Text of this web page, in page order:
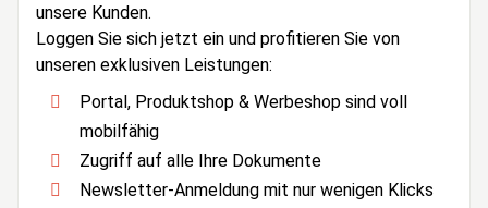
unsere Kunden.
Loggen Sie sich jetzt ein und profitieren Sie von
unseren exklusiven Leistungen:
Portal, Produktshop & Werbeshop sind voll
mobilfähig
Zugriff auf alle Ihre Dokumente
Newsletter-Anmeldung mit nur wenigen Klicks